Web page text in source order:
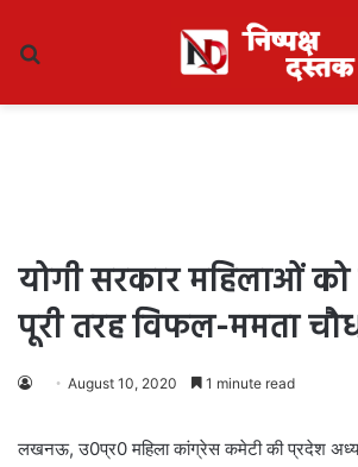
योगी सरकार महिलाओं को
पूरी तरह विफल-ममता
August 10, 2020 1 minute read
लखनऊ, उ0प्र0 महिला कांग्रेस कमेटी की प्रदेश अध्यक्षों